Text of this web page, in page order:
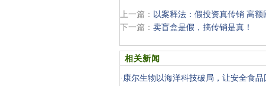
上一篇： 以案释法：假投资真传销 高额
下一篇： 卖盲盒是假，搞传销是真！
相关新闻
· 康尔生物以海洋科技破局，让安全食品